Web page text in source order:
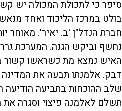
סיפר כי לתכולת המכולה יש
בולט במרכז הליכוד ואחד
חברת הנדל"ן 'ב. יאיר'. מאוחר
האיש נמצא מת כשראשו קשור
דבק. אלמנתו תבעה את
שלב ההוכחות בתביעה הודיעה
תשלם לאלמנה פיצוי וסגרה את